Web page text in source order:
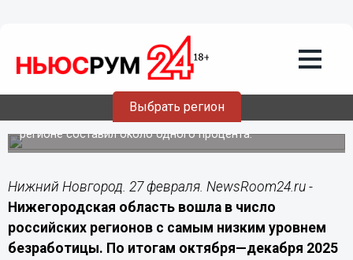
Выбрать регион
27.02.202613:20
Нижегородская область вошла в топ
регионов с низкой безработицей
По итогам конца 2025 года уровень безработицы в
регионе составил около одного процента.
Нижний Новгород. 27 февраля. NewsRoom24.ru -
Нижегородская область вошла в число
российских регионов с самым низким уровнем
безработицы. По итогам октября—декабря 2025